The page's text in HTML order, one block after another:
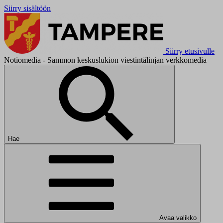
Siirry sisältöön
Siirry etusivulle
Notiomedia - Sammon keskuslukion viestintälinjan verkkomedia
Hae
Avaa valikko